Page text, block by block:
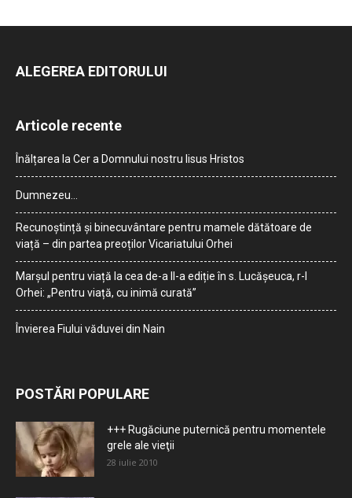
ALEGEREA EDITORULUI
Articole recente
Înălțarea la Cer a Domnului nostru Iisus Hristos
Dumnezeu…
Recunoștință și binecuvântare pentru mamele dătătoare de
viață – din partea preoților Vicariatului Orhei
Marșul pentru viață la cea de-a II-a ediție în s. Lucășeuca, r-l
Orhei: „Pentru viață, cu inimă curată”
Învierea Fiului văduvei din Nain
POSTĂRI POPULARE
+++ Rugăciune puternică pentru momentele
grele ale vieţii
28 iulie 2010